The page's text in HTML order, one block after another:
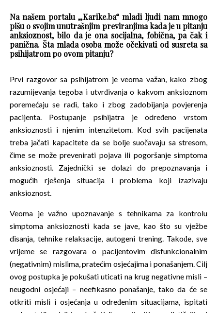
Na našem portalu „Karike.ba“ mladi ljudi nam mnogo
pišu o svojim unutrašnjim previranjima kada je u pitanju
anksioznost, bilo da je ona socijalna, fobična, pa čak i
panična. Šta mlada osoba može očekivati od susreta sa
psihijatrom po ovom pitanju?
Prvi razgovor sa psihijatrom je veoma važan, kako zbog
razumijevanja tegoba i utvrđivanja o kakvom anksioznom
poremećaju se radi, tako i zbog zadobijanja povjerenja
pacijenta. Postupanje psihijatra je određeno vrstom
anksioznosti i njenim intenzitetom. Kod svih pacijenata
treba jačati kapacitete da se bolje suočavaju sa stresom,
čime se može prevenirati pojava ili pogoršanje simptoma
anksioznosti. Zajednički se dolazi do prepoznavanja i
mogućih rješenja situacija i problema koji izazivaju
anksioznost.
Veoma je važno upoznavanje s tehnikama za kontrolu
simptoma anksioznosti kada se jave, kao što su vježbe
disanja, tehnike relaksacije, autogeni trening. Takođe, sve
vrijeme se razgovara o pacijentovim disfunkcionalnim
(negativnim) mislima, pratećim osjećajima i ponašanjem. Cilj
ovog postupka je pokušati uticati na krug negativne misli –
neugodni osjećaji – neefikasno ponašanje, tako da će se
otkriti misli i osjećanja u određenim situacijama, ispitati